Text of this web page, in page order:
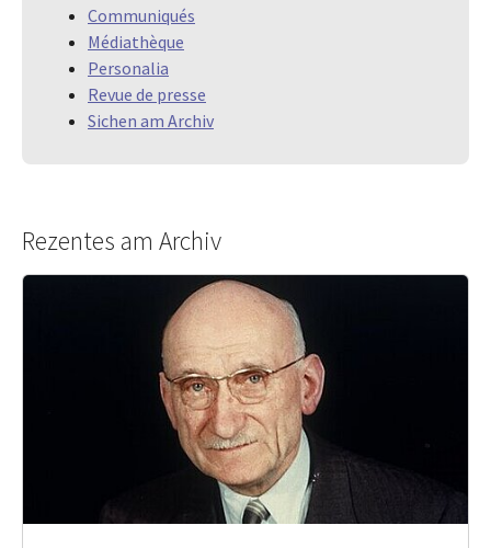
Communiqués
Médiathèque
Personalia
Revue de presse
Sichen am Archiv
Rezentes am Archiv